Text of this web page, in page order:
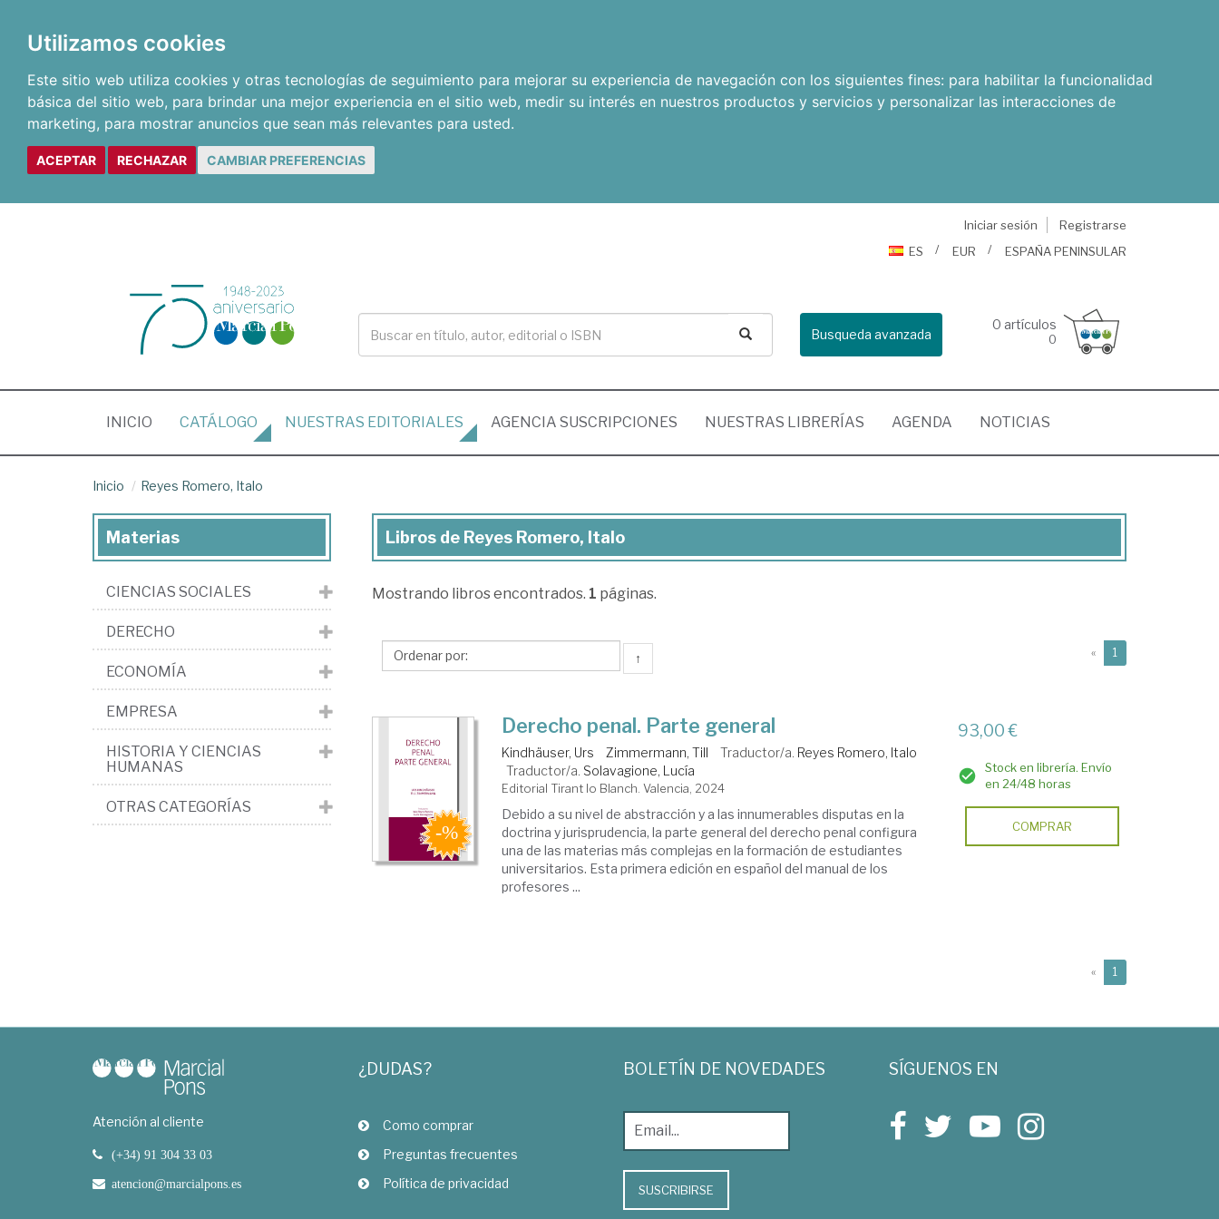
Utilizamos cookies
Este sitio web utiliza cookies y otras tecnologías de seguimiento para mejorar su experiencia de navegación con los siguientes fines: para habilitar la funcionalidad
básica del sitio web, para brindar una mejor experiencia en el sitio web, medir su interés en nuestros productos y servicios y personalizar las interacciones de
marketing, para mostrar anuncios que sean más relevantes para usted.
ACEPTAR RECHAZAR CAMBIAR PREFERENCIAS
Iniciar sesión
Registrarse
ES
EUR ESPAÑA PENINSULAR
Busqueda avanzada
0 artículos
0
INICIO (CURRENT)
CATÁLOGO NUESTRAS EDITORIALES AGENCIA SUSCRIPCIONES NUESTRAS LIBRERÍAS AGENDA NOTICIAS
Inicio Reyes Romero, Italo
Libros
Reyes
Italo
Libros de Reyes Romero, Italo
Mostrando libros encontrados. 1 páginas.
↑ « 1
Derecho penal. Parte general
Kindhäuser, Urs Zimmermann, Till Traductor/a. Reyes Romero, Italo
Traductor/a. Solavagione, Lucía
Editorial Tirant lo Blanch. Valencia, 2024
Debido a su nivel de abstracción y a las innumerables disputas en la
doctrina y jurisprudencia, la parte general del derecho penal configura
una de las materias más complejas en la formación de estudiantes
universitarios. Esta primera edición en español del manual de los
profesores ...
93,00 €
Stock en librería. Envío
en 24/48 horas
COMPRAR
« 1
Materias
CIENCIAS SOCIALES
DERECHO
ECONOMÍA
EMPRESA
HISTORIA Y CIENCIAS
HUMANAS
OTRAS CATEGORÍAS
Atención al cliente
(+34) 91 304 33 03
atencion@marcialpons.es
¿DUDAS?
Como comprar
Preguntas frecuentes
Política de privacidad
BOLETÍN DE NOVEDADES
SUSCRIBIRSE
SÍGUENOS EN